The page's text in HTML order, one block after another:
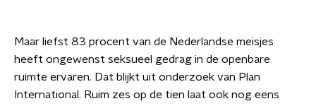
Maar liefst 83 procent van de Nederlandse meisjes
heeft ongewenst seksueel gedrag in de openbare
ruimte ervaren. Dat blijkt uit onderzoek van Plan
International. Ruim zes op de tien laat ook nog eens